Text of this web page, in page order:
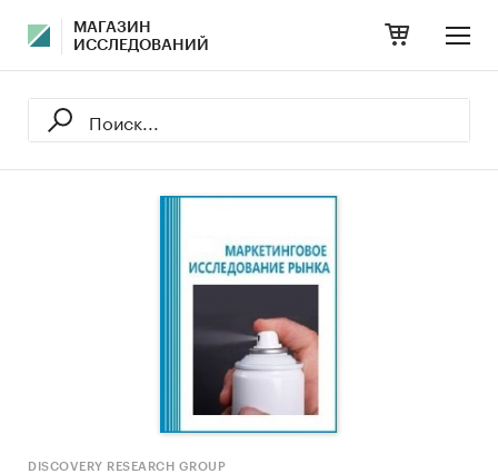
МАГАЗИН
ИССЛЕДОВАНИЙ
DISCOVERY RESEARCH GROUP